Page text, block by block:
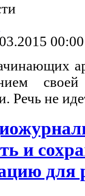
00:00
Речь не
и
для